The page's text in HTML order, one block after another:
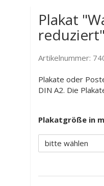
Plakat
reduziert"
Artikelnummer:
Plakate oder
DIN A2. Die
Plakatgröße in
bitte wählen